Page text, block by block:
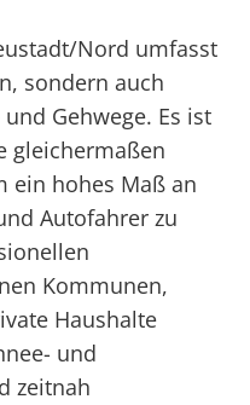
Nord umfasst
sondern auch
Gehwege. Es ist
gleichermaßen
ein hohes Maß an
Autofahrer zu
Kommunen,
Haushalte
und
zeitnah